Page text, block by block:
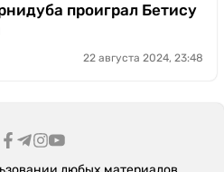
проиграл Бетису
22 августа 2024, 23:48